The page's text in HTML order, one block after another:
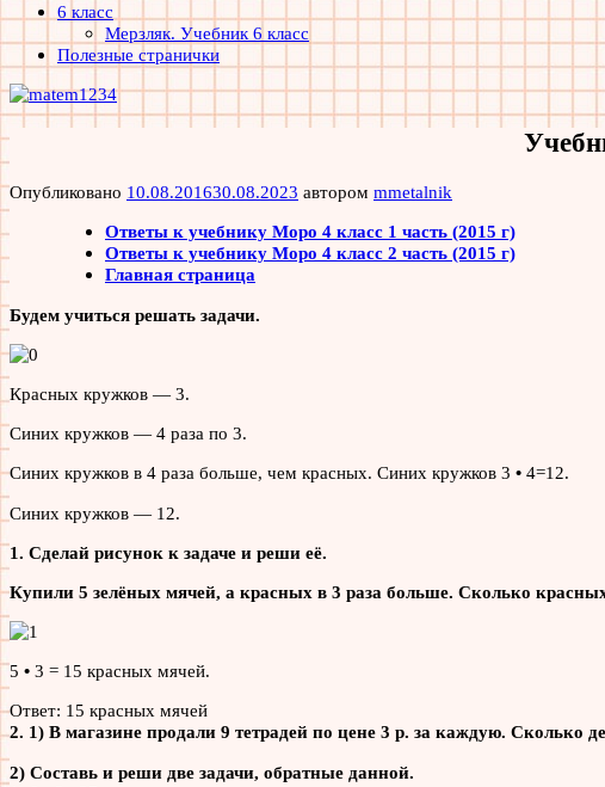
6 класс
Мерзляк. Учебник 6 класс
Полезные странички
Опубликовано 10.08.201630.08.2023 автором mmetalnik
Ответы к учебнику Моро 4 класс 1 часть (2015 г)
Ответы к учебнику Моро 4 класс 2 часть (2015 г)
Главная страница
Будем учиться решать задачи.
Красных кружков — 3.
Синих кружков — 4 раза по 3.
Синих кружков в 4 раза больше, чем красных. Синих кружков 3 • 4=12.
Синих кружков — 12.
1. Сделай рисунок к задаче и реши её.
Купили 5 зелёных мячей, а красных в 3 раза больше. Сколько
5 • 3 = 15 красных мячей.
Ответ: 15 красных мячей
2. 1) В магазине продали 9 тетрадей по цене 3 р. за каждую. Сколько
2) Составь и реши две задачи, обратные данной.